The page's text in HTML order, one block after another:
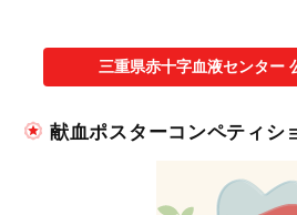
三重県赤十字血液センター
献血ポスターコンペティシ